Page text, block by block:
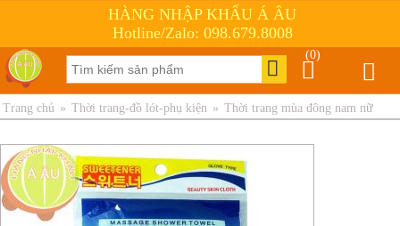
HÀNG NHẬP KHẨU Á ÂU
Hotline/Zalo: 098.679.8008
(0)
Trang chủ » Thời trang-đồ lót-phụ kiện » Thời trang mùa đông nam nữ